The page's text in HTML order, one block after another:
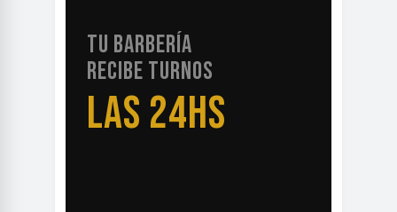
TU BARBERÍA
RECIBE TURNOS
LAS 24HS